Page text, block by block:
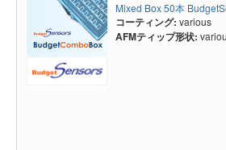
Mixed Box 50本
コーティング: various
AFMティップ形状: